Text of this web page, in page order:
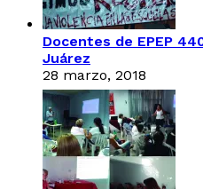
Docentes de EPEP
Juárez
28 marzo, 2018